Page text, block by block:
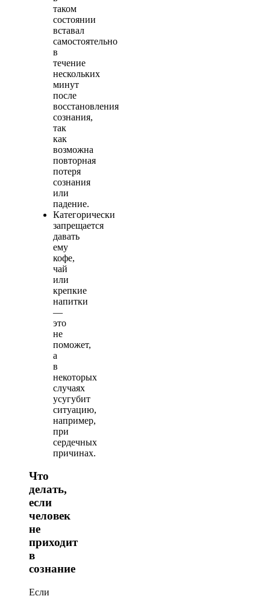
таком
состоянии
вставал
самостоятельно
в
течение
нескольких
минут
после
восстановления
сознания,
так
как
возможна
повторная
потеря
сознания
или
падение.
Категорически
запрещается
давать
ему
кофе,
чай
или
крепкие
напитки
—
это
не
поможет,
а
в
некоторых
случаях
усугубит
ситуацию,
например,
при
сердечных
причинах.
Что
делать,
если
человек
не
приходит
в
сознание
Если